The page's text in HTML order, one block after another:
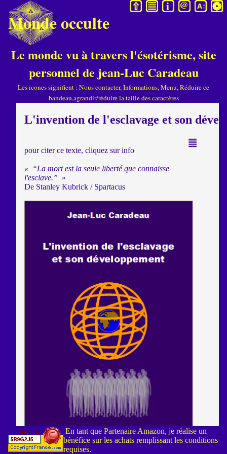
Monde occulte
Le monde vu à travers l'ésotérisme, site
personnel de jean-Luc Caradeau
Les icones signifient : Nous contacter, Informations, Menu, Réduire ce
bandeau,agrandir/réduire la taille des caractères
En tant que Partenaire Amazon, je réalise un
bénéfice sur les achats remplissant les conditions
requises.
L'invention de l'esclavage et son
pour citer ce texte, cliquez sur info
« “La mort est la seule liberté que connaisse
l'esclave.” »
De Stanley Kubrick / Spartacus